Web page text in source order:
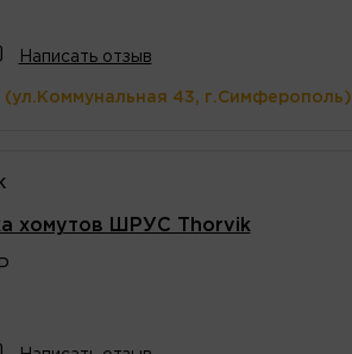
Написать отзыв
(ул.Коммунальная 43, г.Симферополь)
хомутов ШРУС Thorvik